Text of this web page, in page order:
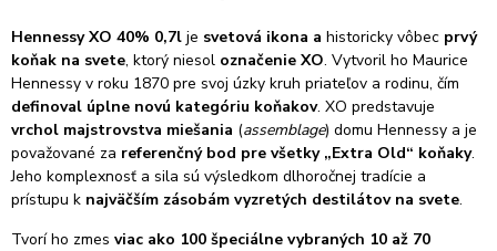
Hennessy XO 40% 0,7l je svetová ikona a historicky vôbec prvý
koňak na svete, ktorý niesol označenie XO. Vytvoril ho Maurice
Hennessy v roku 1870 pre svoj úzky kruh priateľov a rodinu, čím
definoval úplne novú kategóriu koňakov. XO predstavuje
vrchol majstrovstva miešania (assemblage) domu Hennessy a je
považované za referenčný bod pre všetky „Extra Old“ koňaky.
Jeho komplexnosť a sila sú výsledkom dlhoročnej tradície a
prístupu k najväčším zásobám vyzretých destilátov na svete.
Tvorí ho zmes viac ako 100 špeciálne vybraných 10 až 70